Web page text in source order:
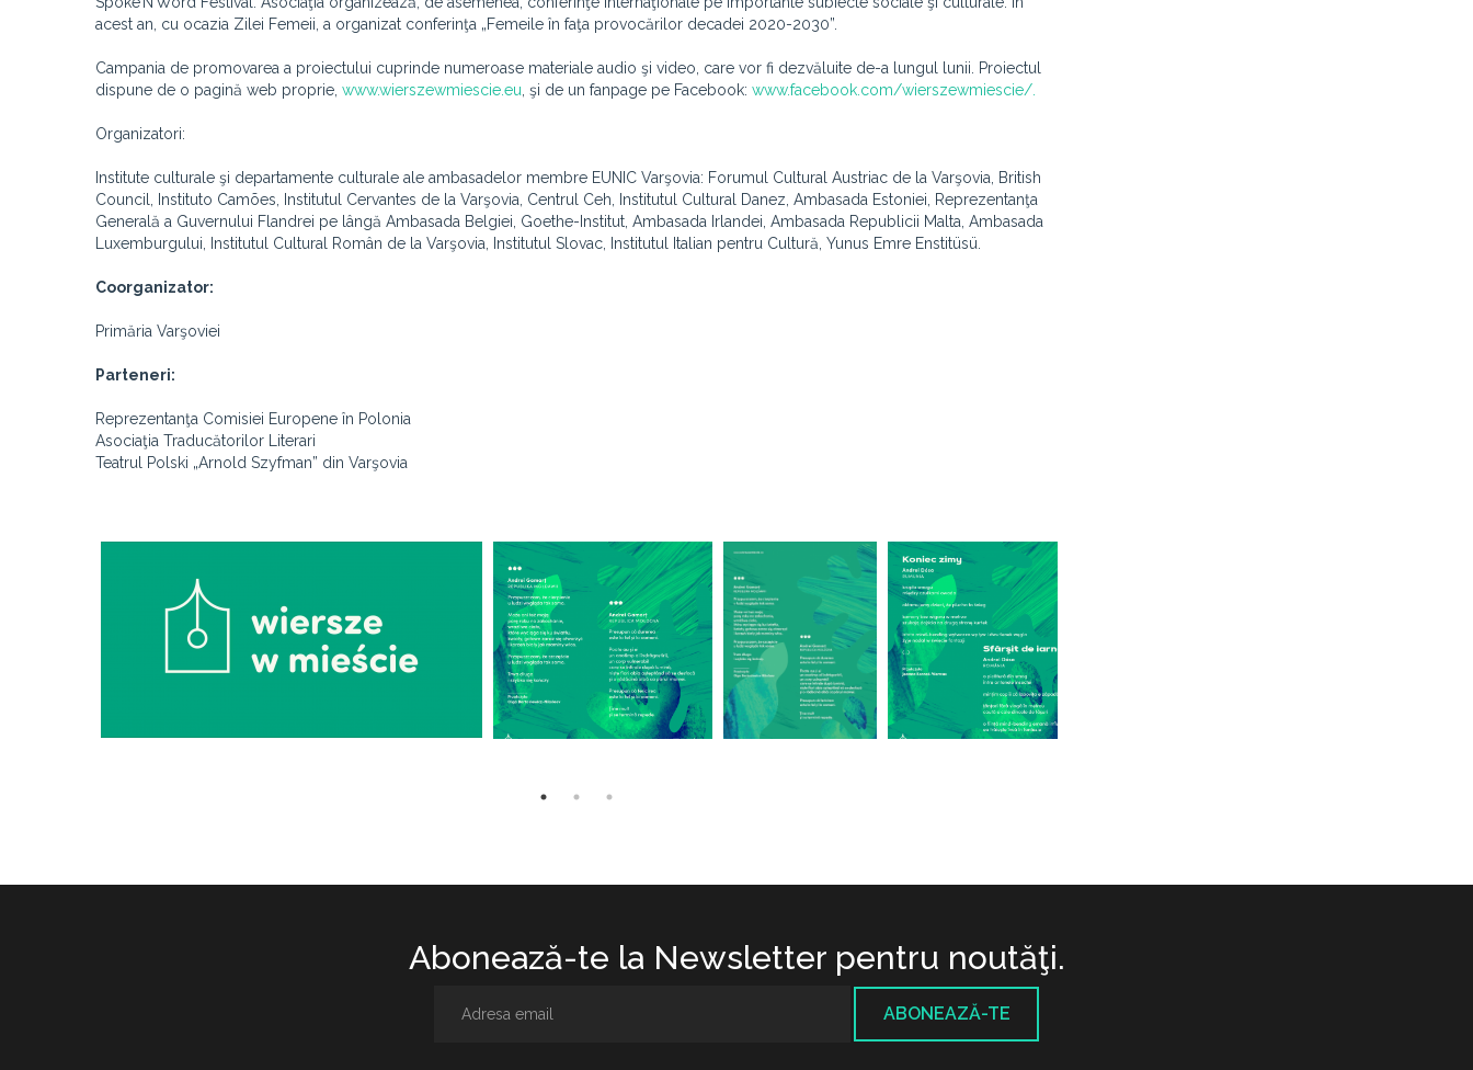
acest an, cu ocazia Zilei Femeii, a organizat conferinţa „Femeile în faţa provocărilor decadei 2020-2030”.
Campania de promovarea a proiectului cuprinde numeroase materiale audio şi video, care vor fi dezvăluite de-a lungul lunii. Proiectul
dispune de o pagină web proprie, www.wierszewmiescie.eu , şi de un fanpage pe Facebook: www.facebook.com/wierszewmiescie/.
Organizatori:
Institute culturale şi departamente culturale ale ambasadelor membre EUNIC Varşovia: Forumul Cultural Austriac de la Varşovia, British
Council, Instituto Camões, Institutul Cervantes de la Varşovia, Centrul Ceh, Institutul Cultural Danez, Ambasada Estoniei, Reprezentanţa
Generală a Guvernului Flandrei pe lângă Ambasada Belgiei, Goethe-Institut, Ambasada Irlandei, Ambasada Republicii Malta, Ambasada
Luxemburgului, Institutul Cultural Român de la Varşovia, Institutul Slovac, Institutul Italian pentru Cultură, Yunus Emre Enstitüsü.
Coorganizator:
Primăria Varşoviei
Parteneri:
Reprezentanţa Comisiei Europene în Polonia
Asociaţia Traducătorilor Literari
Teatrul Polski „Arnold Szyfman” din Varşovia
Abonează-te la Newsletter pentru noutăţi.
ABONEAZĂ-TE